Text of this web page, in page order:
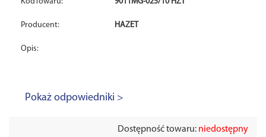
Producent: HAZET
Opis:
Pokaż odpowiedniki >
Dostępność towaru: niedostępny